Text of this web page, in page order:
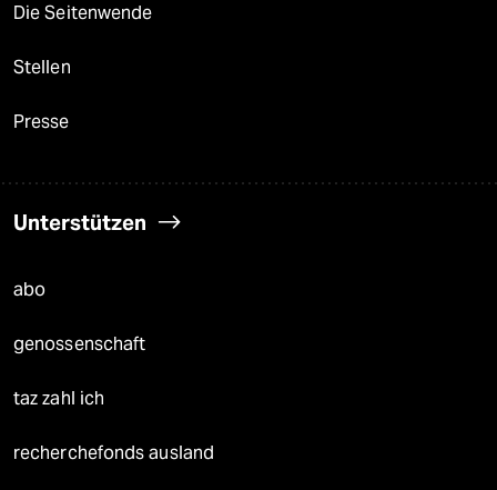
Die Seitenwende
Stellen
Presse
Unterstützen
abo
genossenschaft
taz zahl ich
recherchefonds ausland